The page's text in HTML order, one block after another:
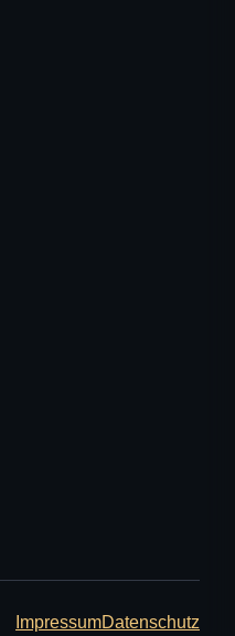
ImpressumDatenschutz